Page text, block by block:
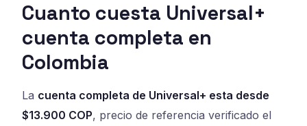
Cuanto cuesta Universal+
cuenta completa en
Colombia
La cuenta completa de Universal+ esta desde
$13.900 COP, precio de referencia verificado el